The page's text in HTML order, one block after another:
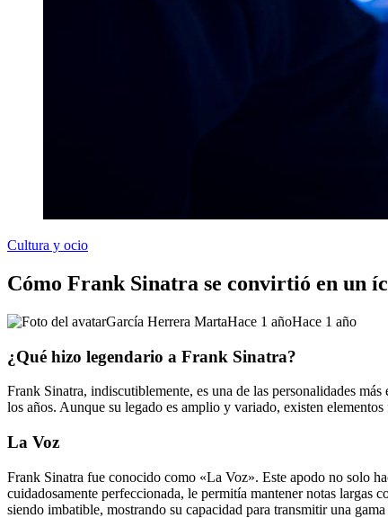
Cultura y ocio
Cómo Frank Sinatra se convirtió en un
García Herrera MartaHace 1 añoHace 1 año
¿Qué hizo legendario a Frank Sinatra?
Frank Sinatra, indiscutiblemente, es una de las personalidades
los años. Aunque su legado es amplio y variado, existen
La Voz
Frank Sinatra fue conocido como «La Voz». Este apodo no solo
cuidadosamente perfeccionada, le permitía mantener notas
siendo imbatible, mostrando su capacidad para transmitir una